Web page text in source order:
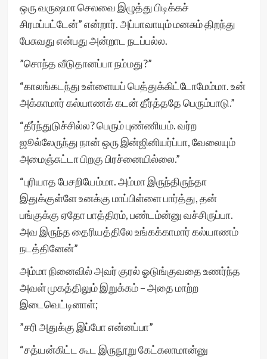
ஒரு வருஷமா செலவை இழுத்து பிடிக்கச்
சிரமப்பட்டேன்” என்றார். அப்பாவாயும் மனசும் திறந்து
பேசுவது என்பது அன்றாட நடப்பல்ல.
”சொந்த வீடுதானப்பா நம்மது?”
“காலங்கடந்து உள்ளையப் பெத்துக்கிட்டோமேம்மா. உன்
அக்காமார் கல்யாணக் கடன் தீர்த்ததே பெரும்பாடு.”
“தீர்ந்துடுச்சில்ல? பெரும் புண்ணியம். வர்ற
ஜூல்லேருந்து நான் ஒரு இன்ஜினியர்ப்பா, வேலையும்
அமைஞ்சுட்டா பிறகு பிரச்னையில்லை.”
“புரியாத பேசறியேம்மா. அம்மா இருந்திருந்தா
இதுக்குள்ளே உனக்கு மாப்பிள்ளை பார்த்து, தன்
பங்குக்கு ஏதோ பாத்திரம், பண்டம்ன்னு வச்சிருப்பா.
அவ இருந்த தைரியத்திலே உங்கக்காமார் கல்யாணம்
நடத்தினேன்”
அம்மா நினைவில் அவர் குரல் ஓடுங்குவதை உணர்ந்த
அவள் முகத்திலும் இறுக்கம் – அதை மாற்ற
இடைவெட்டினாள்;
”சரி அதுக்கு இப்போ என்னப்பா”
“சத்யன்கிட்ட கூட இருநூறு கேட்கலாமான்னு